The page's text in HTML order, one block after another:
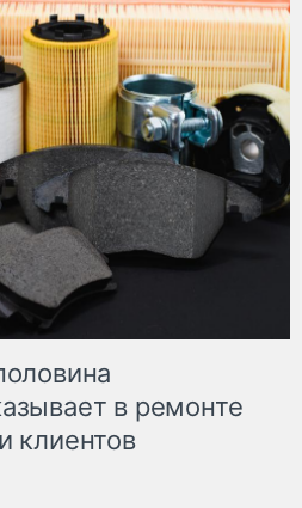
в ремонте
клиентов